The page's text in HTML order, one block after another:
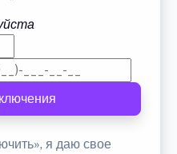
я даю свое